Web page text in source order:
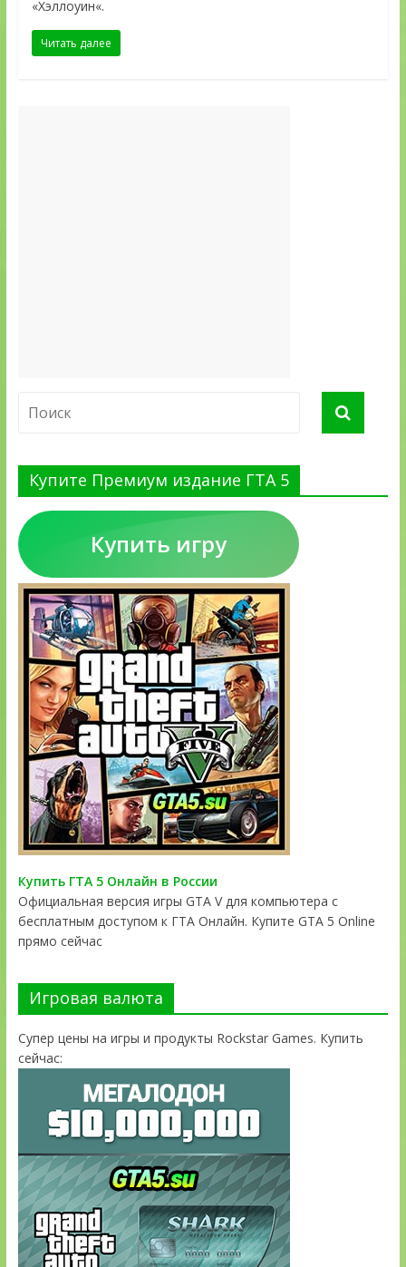
«Хэллоуин«.
Читать далее
Купите Премиум издание ГТА 5
Купить игру
Купить ГТА 5 Онлайн в России
Официальная версия игры GTA V для компьютера с
бесплатным доступом к ГТА Онлайн. Купите GTA 5 Online
прямо сейчас
Игровая валюта
Супер цены на игры и продукты Rockstar Games. Купить
сейчас: